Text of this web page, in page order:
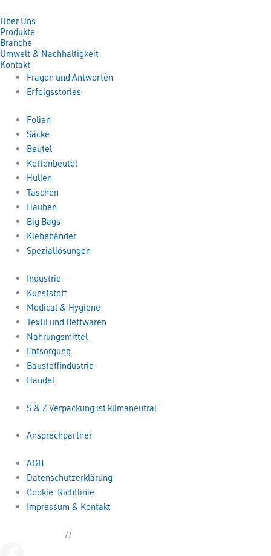
Über Uns
Produkte
Branche
Umwelt & Nachhaltigkeit
Kontakt
Fragen und Antworten
Erfolgsstories
Folien
Säcke
Beutel
Kettenbeutel
Hüllen
Taschen
Hauben
Big Bags
Klebebänder
Speziallösungen
Industrie
Kunststoff
Medical & Hygiene
Textil und Bettwaren
Nahrungsmittel
Entsorgung
Baustoffindustrie
Handel
S & Z Verpackung ist klimaneutral
Ansprechpartner
AGB
Datenschutzerklärung
Cookie-Richtlinie
Impressum & Kontakt
//